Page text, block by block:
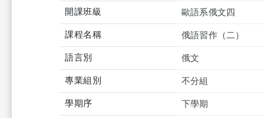
開課班級 歐語系俄文四
課程名稱 俄語習作（二）
語言別 俄文
專業組別 不分組
學期序 下學期